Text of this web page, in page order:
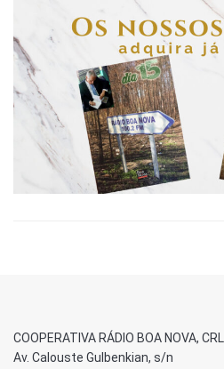
COOPERATIVA RÁDIO BOA NOVA, CRL
Av. Calouste Gulbenkian, s/n